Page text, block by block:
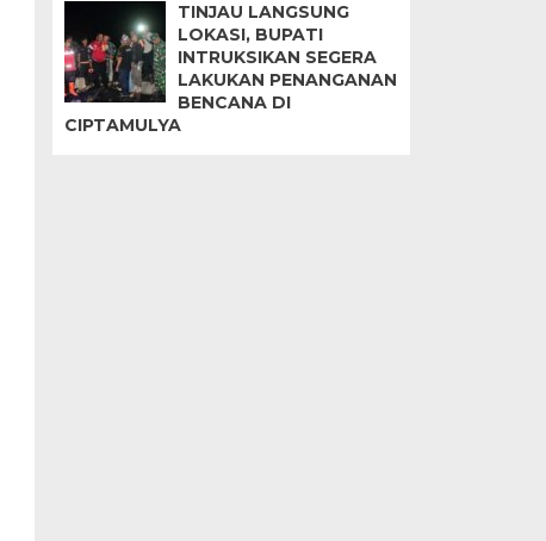
TINJAU LANGSUNG
LOKASI, BUPATI
INTRUKSIKAN SEGERA
LAKUKAN PENANGANAN
BENCANA DI
CIPTAMULYA